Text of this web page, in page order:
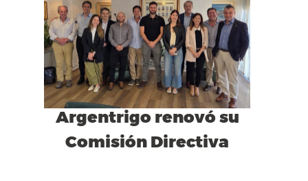
Argentrigo renovó su
Comisión Directiva